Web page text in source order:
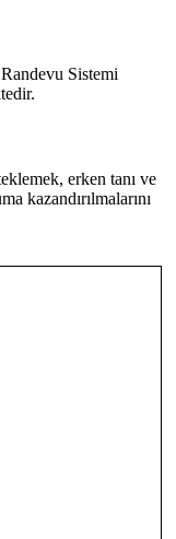
Sistemi
erken tanı ve
kazandırılmalarını